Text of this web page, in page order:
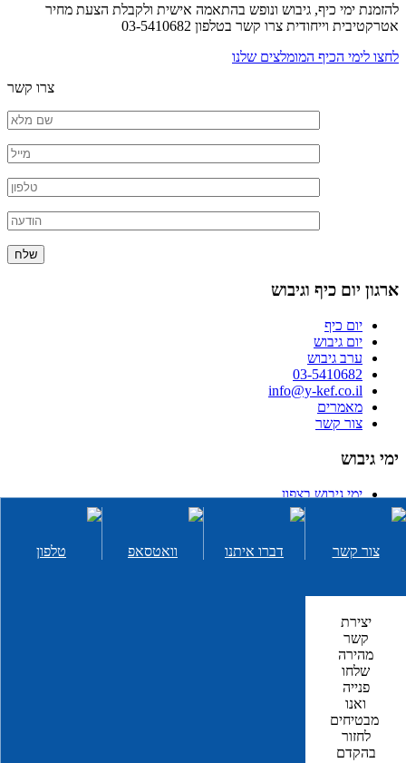
להזמנת ימי כיף, גיבוש ונופש בהתאמה אישית ולקבלת הצעת מחיר
אטרקטיבית וייחודית צרו קשר בטלפון 03-5410682
לחצו לימי הכיף המומלצים שלנו
צרו קשר
ארגון יום כיף וגיבוש
יום כיף
יום גיבוש
ערב גיבוש
03-5410682
info@y-kef.co.il
מאמרים
צור קשר
ימי גיבוש
ימי גיבוש בצפון
ימי גיבוש במרכז
ימי גיבוש בדרום
סדנאות אלכוהול לימי גיבוש
יום כיף בצפון
יום כיף במרכז
יום כיף בדרום
יום כיף בים המלח
יום כיף וגיבוש בווילה
יום כיף וגיבוש בים המלח
ימי כיף לחברות ועובדים
טלפון וואטסאפ דברו איתנו צור קשר
יצירת
קשר
מהירה
שלחו
פנייה
ואנו
מבטיחים
לחזור
בהקדם